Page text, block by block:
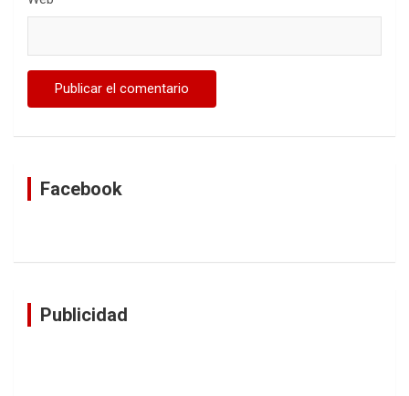
Facebook
Publicidad